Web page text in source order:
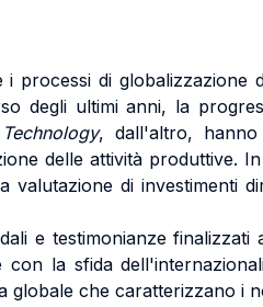
di
degli ultimi anni, la
, dall'altro, hanno
delle attività
valutazione di investimenti
e testimonianze
la sfida
globale che caratterizzano i